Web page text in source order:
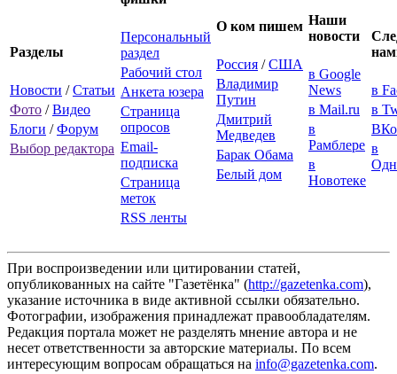
Разделы
Новости /Статьи
Фото /Видео
Блоги /Форум
Выбор редактора
Персональный
раздел
Рабочий стол
Анкета юзера
Страница
опросов
Email-
подписка
Страница
меток
RSS ленты
О ком пишем
Россия /США
Владимир
Путин
Дмитрий
Медведев
Барак Обама
Белый дом
Наши
новости
в Google
News
в Mail.ru
в
Рамблере
в
Новотеке
в
в
в
При воспроизведении или цитировании статей,
опубликованных на сайте "Газетёнка" (http://gazetenka.com),
указание источника в виде активной ссылки обязательно.
Фотографии, изображения принадлежат правообладателям.
Редакция портала может не разделять мнение автора и не
несет ответственности за авторские материалы. По всем
интересующим вопросам обращаться на info@gazetenka.com.